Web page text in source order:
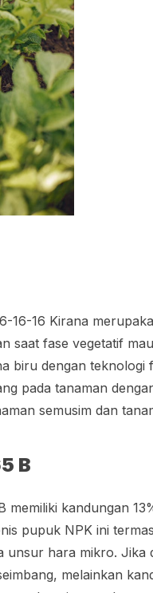
16-16 Kirana
saat fase vegetatif
biru dengan teknologi
pada tanaman
semusim dan
B
kandungan
pupuk NPK ini
hara mikro. Jika
melainkan